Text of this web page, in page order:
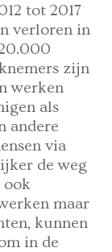
tot 2017
verloren in
zijn
werken
als
andere
via
de weg
ook
maar
kunnen
in de